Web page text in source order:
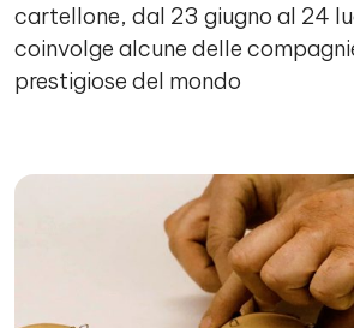
cartellone, dal 23 giugno al 24
coinvolge alcune delle
prestigiose del mondo